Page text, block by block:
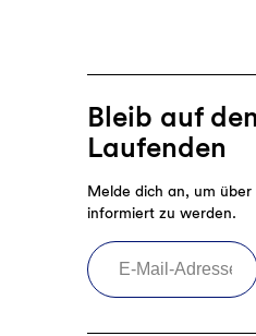
Bleib auf
Laufenden
Melde dich an, um
informiert zu werden.
E-Mail-Adresse eingeben